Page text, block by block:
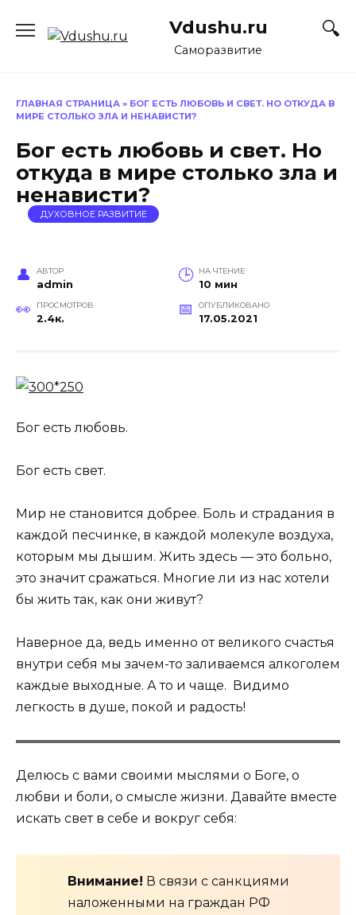
содержанию
Vdushu.ru
Саморазвитие
ГЛАВНАЯ СТРАНИЦА » БОГ ЕСТЬ ЛЮБОВЬ И СВЕТ. НО ОТКУДА В
МИРЕ СТОЛЬКО ЗЛА И НЕНАВИСТИ?
Бог есть любовь и свет. Но
откуда в мире столько зла и
ненависти?
ДУХОВНОЕ РАЗВИТИЕ
АВТОР
admin
НА ЧТЕНИЕ
10 мин
ПРОСМОТРОВ
2.4к.
ОПУБЛИКОВАНО
17.05.2021
Бог есть любовь.
Бог есть свет.
Мир не становится добрее. Боль и страдания в
каждой песчинке, в каждой молекуле воздуха,
которым мы дышим. Жить здесь — это больно,
это значит сражаться. Многие ли из нас хотели
бы жить так, как они живут?
Наверное да, ведь именно от великого счастья
внутри себя мы зачем-то заливаемся алкоголем
каждые выходные. А то и чаще. Видимо
легкость в душе, покой и радость!
Делюсь с вами своими мыслями о Боге, о
любви и боли, о смысле жизни. Давайте вместе
искать свет в себе и вокруг себя:
Внимание! В связи с санкциями
наложенными на граждан РФ